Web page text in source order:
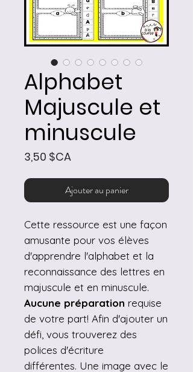
Alphabet
Majuscule et
minuscule
3,50 $CAPrix
Ajouter au panier
Cette ressource est une façon
amusante pour vos élèves
d'apprendre l'alphabet et la
reconnaissance des lettres en
majuscule et en minuscule.
Aucune préparation requise
de votre part! Afin d'ajouter un
défi, vous trouverez des
polices d'écriture
différentes. Une image avec le